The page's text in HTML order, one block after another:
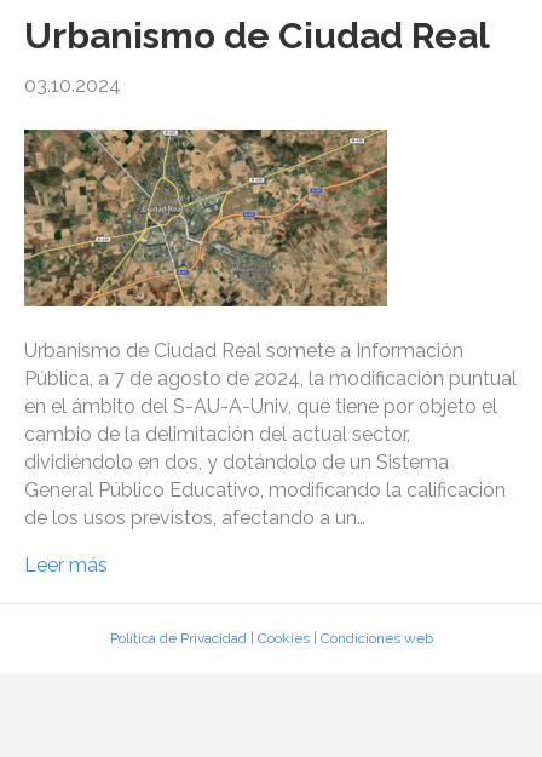
Urbanismo de Ciudad Real
03.10.2024
Urbanismo de Ciudad Real somete a Información
Pública, a 7 de agosto de 2024, la modificación puntual
en el ámbito del S-AU-A-Univ, que tiene por objeto el
cambio de la delimitación del actual sector,
dividiéndolo en dos, y dotándolo de un Sistema
General Público Educativo, modificando la calificación
de los usos previstos, afectando a un…
Leer más
Política de Privacidad| Cookies| Condiciones web